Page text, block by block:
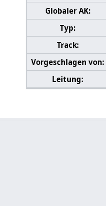
Globaler AK:
Typ:
Track:
Vorgeschlagen von:
Leitung: